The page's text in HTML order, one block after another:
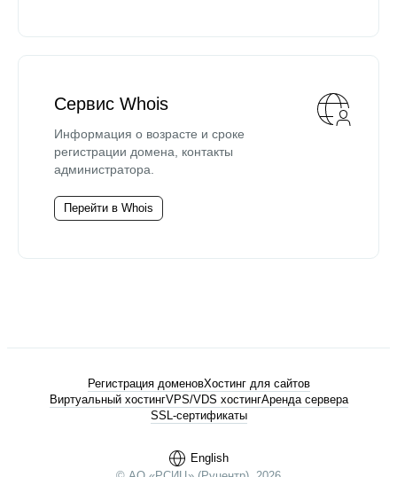
Сервис Whois
Информация о возрасте и сроке
регистрации домена, контакты
администратора.
Перейти в Whois
English
Регистрация доменовХостинг для сайтов
Виртуальный хостингVPS/VDS хостингАренда сервера
SSL-сертификаты